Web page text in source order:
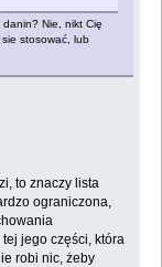
danin? Nie, nikt Cię
stosować, lub
to znaczy lista
ograniczona,
jego części, która
robi nic, żeby